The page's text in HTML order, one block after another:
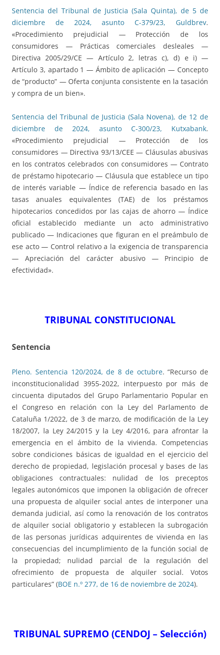
Sentencia del Tribunal de Justicia (Sala Quinta), de 5 de
diciembre de 2024, asunto C-379/23, Guldbrev.
«Procedimiento prejudicial — Protección de los
consumidores — Prácticas comerciales desleales —
Directiva 2005/29/CE — Artículo 2, letras c), d) e i) —
Artículo 3, apartado 1 — Ámbito de aplicación — Concepto
de “producto” — Oferta conjunta consistente en la tasación
y compra de un bien».
Sentencia del Tribunal de Justicia (Sala Novena), de 12 de
diciembre de 2024, asunto C-300/23, Kutxabank.
«Procedimiento prejudicial — Protección de los
consumidores — Directiva 93/13/CEE — Cláusulas abusivas
en los contratos celebrados con consumidores — Contrato
de préstamo hipotecario — Cláusula que establece un tipo
de interés variable — Índice de referencia basado en las
tasas anuales equivalentes (TAE) de los préstamos
hipotecarios concedidos por las cajas de ahorro — Índice
oficial establecido mediante un acto administrativo
publicado — Indicaciones que figuran en el preámbulo de
ese acto — Control relativo a la exigencia de transparencia
— Apreciación del carácter abusivo — Principio de
efectividad».
TRIBUNAL CONSTITUCIONAL
Sentencia
Pleno. Sentencia 120/2024, de 8 de octubre. “Recurso de
inconstitucionalidad 3955-2022, interpuesto por más de
cincuenta diputados del Grupo Parlamentario Popular en
el Congreso en relación con la Ley del Parlamento de
Cataluña 1/2022, de 3 de marzo, de modificación de la Ley
18/2007, la Ley 24/2015 y la Ley 4/2016, para afrontar la
emergencia en el ámbito de la vivienda. Competencias
sobre condiciones básicas de igualdad en el ejercicio del
derecho de propiedad, legislación procesal y bases de las
obligaciones contractuales: nulidad de los preceptos
legales autonómicos que imponen la obligación de ofrecer
una propuesta de alquiler social antes de interponer una
demanda judicial, así como la renovación de los contratos
de alquiler social obligatorio y establecen la subrogación
de las personas jurídicas adquirentes de vivienda en las
consecuencias del incumplimiento de la función social de
la propiedad; nulidad parcial de la regulación del
ofrecimiento de propuesta de alquiler social. Votos
particulares” (BOE n.º 277, de 16 de noviembre de 2024).
TRIBUNAL SUPREMO (CENDOJ – Selección)